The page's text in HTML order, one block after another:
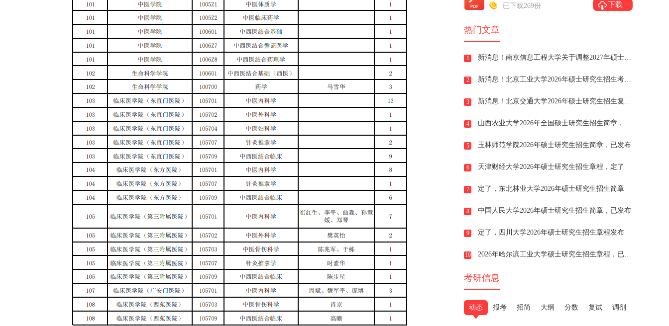
已下载269份 下载
热门文章
1 新消息！南京信息工程大学关于调整2027年硕士研究生招生考试部分专业初试科目的通知
2 新消息！北京工业大学2026年硕士研究生招生考试复试分数线
3 新消息！北京交通大学2026年硕士研究生招生复试分数线
4 山西农业大学2026年全国硕士研究生招生简章，已发布
5 玉林师范学院2026年硕士研究生招生简章，已发布
6 天津财经大学2026年硕士研究生招生章程，定了
7 定了，东北林业大学2026年硕士研究生招生简章
8 中国人民大学2026年硕士研究生招生简章，已发布
9 定了，四川大学2026年硕士研究生招生章程发布
10 2026年哈尔滨工业大学硕士研究生招生章程，已发布
考研信息
动态 报考 招简 大纲 分数 复试 调剂